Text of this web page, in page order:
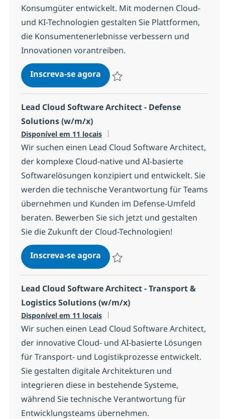
Konsumgüter entwickelt. Mit modernen Cloud-
und KI-Technologien gestalten Sie Plattformen,
die Konsumentenerlebnisse verbessern und
Innovationen vorantreiben.
Inscreva-se agoraLead Cloud Software
Lead Cloud Software Architect - Defense
Solutions (w/m/x)
Disponível em 11 locais
Wir suchen einen Lead Cloud Software Architect,
der komplexe Cloud-native und AI-basierte
Softwarelösungen konzipiert und entwickelt. Sie
werden die technische Verantwortung für Teams
übernehmen und Kunden im Defense-Umfeld
beraten. Bewerben Sie sich jetzt und gestalten
Sie die Zukunft der Cloud-Technologien!
Inscreva-se agoraLead Cloud Software
Lead Cloud Software Architect - Transport &
Logistics Solutions (w/m/x)
Disponível em 11 locais
Wir suchen einen Lead Cloud Software Architect,
der innovative Cloud- und AI-basierte Lösungen
für Transport- und Logistikprozesse entwickelt.
Sie gestalten digitale Architekturen und
integrieren diese in bestehende Systeme,
während Sie technische Verantwortung für
Entwicklungsteams übernehmen.